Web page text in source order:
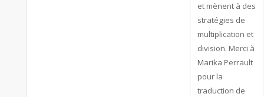
et mènent à des
stratégies de
multiplication et
division. Merci à
Marika Perrault
pour la
traduction de